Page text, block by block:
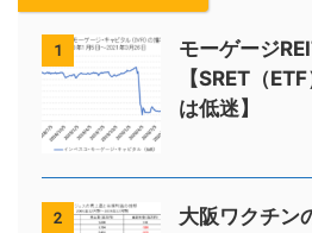
1
モーゲージ
【SRET（
は低迷】
2
大阪ワクチン